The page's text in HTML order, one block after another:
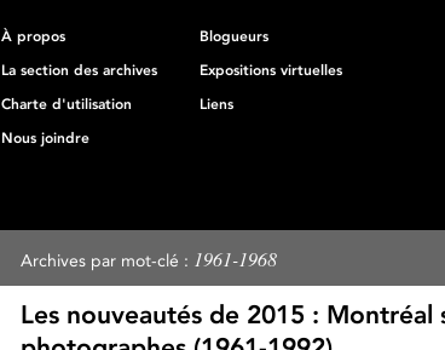
À propos
Blogueurs
La section des archives
Expositions virtuelles
Charte d'utilisation
Liens
Nous joindre
Archives par mot-clé : 1961-1968
Les nouveautés de 2015 :